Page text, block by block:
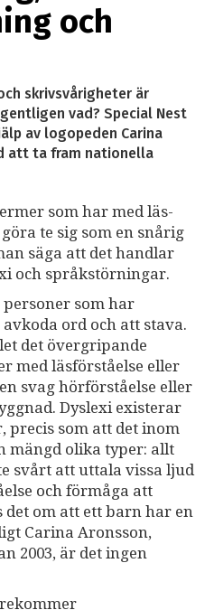
och
skrivsvårigheter är
vad? Special Nest
av logopeden Carina
att ta fram nationella
som har med läs-
te sig som en snårig
säga att det handlar
och språkstörningar.
som har
ord och att stava.
det övergripande
med läsförståelse eller
svag hörförståelse eller
Dyslexi existerar
precis som att det inom
mängd olika typer: allt
svårt att uttala vissa ljud
och förmåga att
om att ett barn har en
Carina Aronsson,
2003, är det ingen